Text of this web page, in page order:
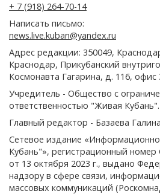
+ 7 (918) 264-70-14
Написать письмо:
news.live.kuban@yandex.ru
Адрес редакции: 350049,
Краснодар, Прикубанский
Космонавта Гагарина, д. 116, офис
Учредитель - Общество с
ответственностью "Живая Кубань".
Главный редактор - Базаева
Сетевое издание
Кубань"», регистрационный
от 13 октября 2023 г., выдано
надзору в сфере связи,
массовых коммуникаций